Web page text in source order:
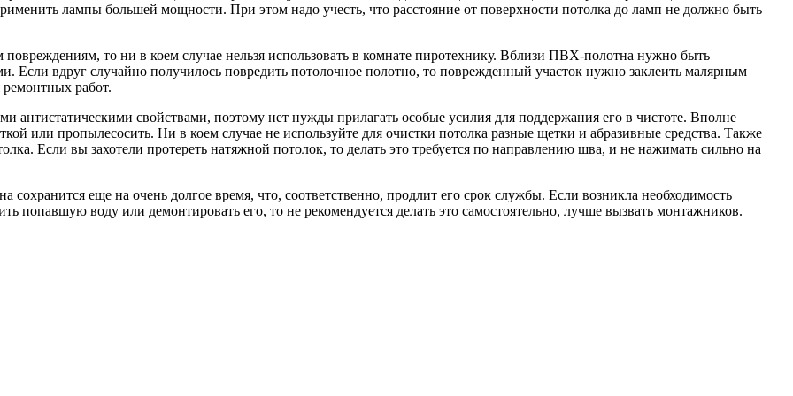
лампы большей мощности. При этом надо учесть, что расстояние от поверхности потолка до ламп не должно быть
то ни в коем случае нельзя использовать в комнате пиротехнику. Вблизи ПВХ-полотна нужно быть
Если вдруг случайно получилось повредить потолочное полотно, то поврежденный участок нужно заклеить малярным
работ.
антистатическими свойствами, поэтому нет нужды прилагать особые усилия для поддержания его в чистоте. Вполне
или пропылесосить. Ни в коем случае не используйте для очистки потолка разные щетки и абразивные средства. Также
Если вы захотели протереть натяжной потолок, то делать это требуется по направлению шва, и не нажимать сильно на
сохранится еще на очень долгое время, что, соответственно, продлит его срок службы. Если возникла необходимость
попавшую воду или демонтировать его, то не рекомендуется делать это самостоятельно, лучше вызвать монтажников.